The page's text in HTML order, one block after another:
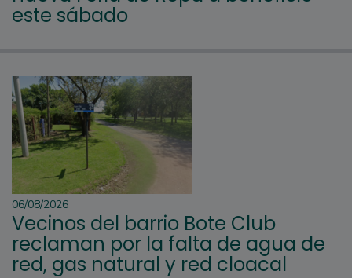
este sábado
06/08/2026
Vecinos del barrio Bote Club
reclaman por la falta de agua de
red, gas natural y red cloacal